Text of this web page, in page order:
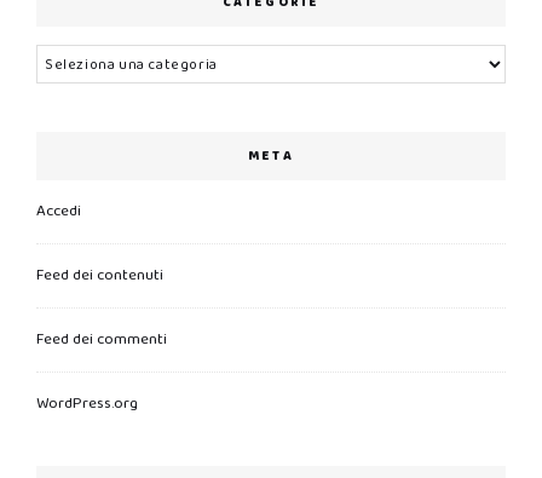
Categorie
META
Accedi
Feed dei contenuti
Feed dei commenti
WordPress.org